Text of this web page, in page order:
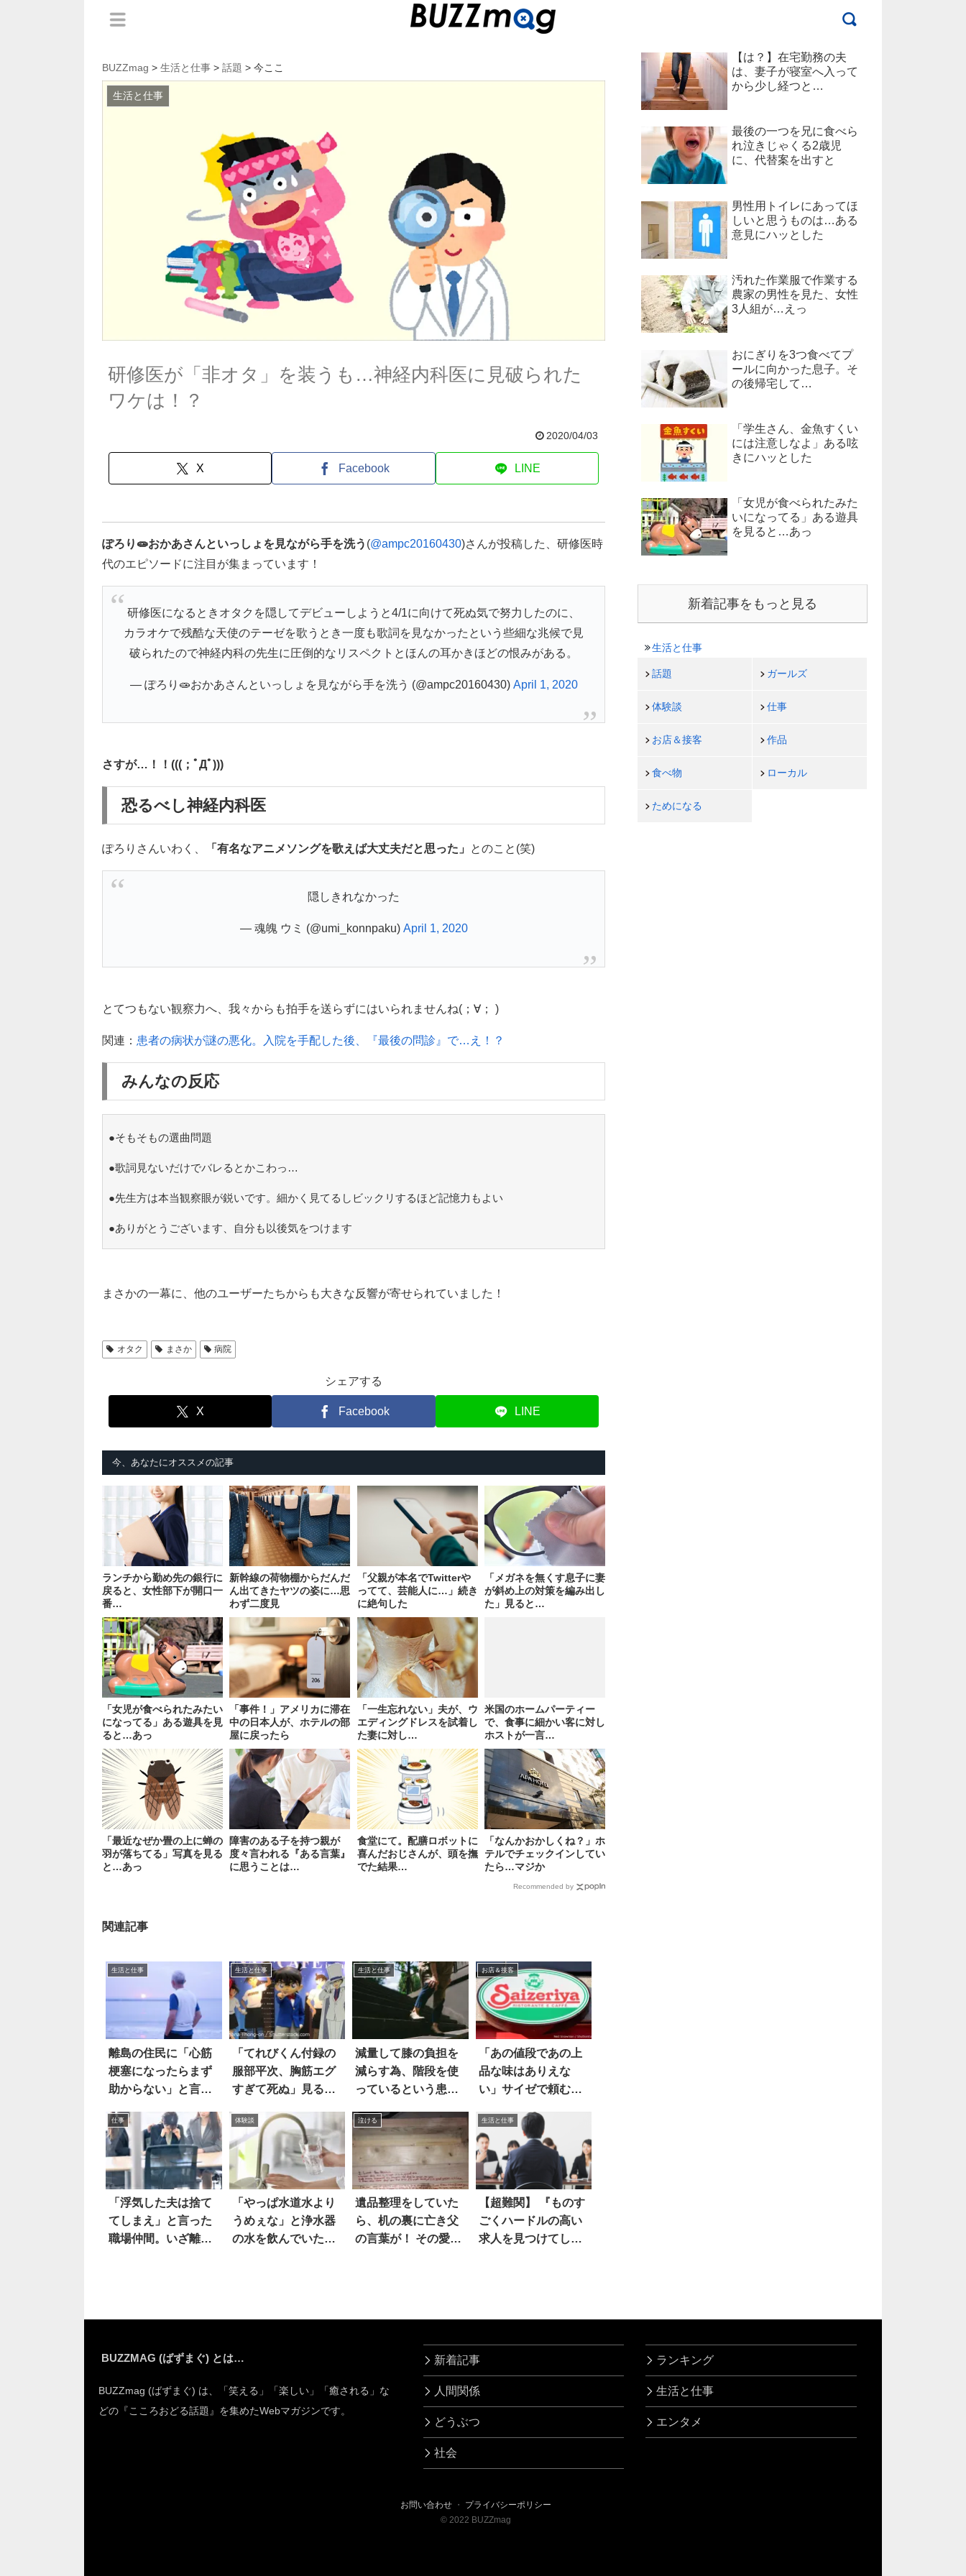
BUZZmag > 生活と仕事 > 話題 > 今ここ
生活と仕事
研修医が「非オタ」を装うも…神経内科医に見破られた
ワケは！？
2020/04/03
X Facebook LINE
ぽろり🧫おかあさんといっしょを見ながら手を洗う (@ampc20160430)さんが投稿した、研修医時
代のエピソードに注目が集まっています！
研修医になるときオタクを隠してデビューしようと4/1に向けて死ぬ気で努力したのに、
カラオケで残酷な天使のテーゼを歌うとき一度も歌詞を見なかったという些細な兆候で見
破られたので神経内科の先生に圧倒的なリスペクトとほんの耳かきほどの恨みがある。
— ぽろり🧫おかあさんといっしょを見ながら手を洗う (@ampc20160430) April 1, 2020
さすが…！！(((；ﾟДﾟ)))
恐るべし神経内科医
ぽろりさんいわく、 「有名なアニメソングを歌えば大丈夫だと思った」 とのこと(笑)
隠しきれなかった
— 魂魄 ウミ (@umi_konnpaku) April 1, 2020
とてつもない観察力へ、我々からも拍手を送らずにはいられませんね(；∀； )
関連： 患者の病状が謎の悪化。入院を手配した後、『最後の問診』で…え！？
みんなの反応
●そもそもの選曲問題
●歌詞見ないだけでバレるとかこわっ…
●先生方は本当観察眼が鋭いです。細かく見てるしビックリするほど記憶力もよい
●ありがとうございます、自分も以後気をつけます
まさかの一幕に、他のユーザーたちからも大きな反響が寄せられていました！
オタク まさか 病院
シェアする
X Facebook LINE
今、あなたにオススメの記事
ランチから勤め先の銀行に
戻ると、女性部下が開口一
番…
新幹線の荷物棚からだんだ
ん出てきたヤツの姿に…思
わず二度見
「父親が本名でTwitterや
ってて、芸能人に…」続き
に絶句した
「メガネを無くす息子に妻
が斜め上の対策を編み出し
た」見ると…
「女児が食べられたみたい
になってる」ある遊具を見
ると…あっ
「事件！」アメリカに滞在
中の日本人が、ホテルの部
屋に戻ったら
「一生忘れない」夫が、ウ
エディングドレスを試着し
た妻に対し…
米国のホームパーティー
で、食事に細かい客に対し
ホストが一言…
「最近なぜか畳の上に蝉の
羽が落ちてる」写真を見る
と…あっ
障害のある子を持つ親が
度々言われる『ある言葉』
に思うことは…
食堂にて。配膳ロボットに
喜んだおじさんが、頭を撫
でた結果…
「なんかおかしくね？」ホ
テルでチェックインしてい
たら…マジか
Recommended by
関連記事
生活と仕事
離島の住民に「心筋
梗塞になったらまず
助からない」と言っ
生活と仕事
「てれびくん付録の
服部平次、胸筋エグ
すぎて死ぬ」見る
生活と仕事
減量して膝の負担を
減らす為、階段を使
っているという患
お店＆接客
「あの値段であの上
品な味はありえな
い」サイゼで頼むべ
仕事
「浮気した夫は捨て
てしまえ」と言った
職場仲間。いざ離婚
体験談
「やっぱ水道水より
うめぇな」と浄水器
の水を飲んでいた
泣ける
遺品整理をしていた
ら、机の裏に亡き父
の言葉が！ その愛に
生活と仕事
【超難関】 『ものす
ごくハードルの高い
求人を見つけてしま
【は？】在宅勤務の夫
は、妻子が寝室へ入って
から少し経つと…
最後の一つを兄に食べら
れ泣きじゃくる2歳児
に、代替案を出すと
男性用トイレにあってほ
しいと思うものは…ある
意見にハッとした
汚れた作業服で作業する
農家の男性を見た、女性
3人組が…えっ
おにぎりを3つ食べてプ
ールに向かった息子。そ
の後帰宅して…
「学生さん、金魚すくい
には注意しなよ」ある呟
きにハッとした
「女児が食べられたみた
いになってる」ある遊具
を見ると…あっ
新着記事をもっと見る
生活と仕事
話題 ガールズ
体験談 仕事
お店＆接客 作品
食べ物 ローカル
ためになる
BUZZMAG (ばずまぐ) とは…
BUZZmag (ばずまぐ) は、「笑える」「楽しい」「癒される」な
どの『こころおどる話題』を集めたWebマガジンです。
新着記事
人間関係
どうぶつ
社会
ランキング
生活と仕事
エンタメ
お問い合わせ ・ プライバシーポリシー
© 2022 BUZZmag